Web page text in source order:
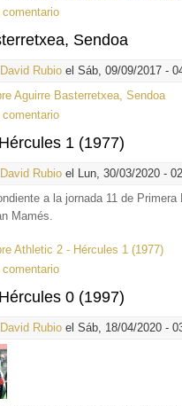
Sendoa
David Rubio el Sáb, 09/09/2017 -
Aguirre Basterretxea, Sendoa
1 (1977)
David Rubio el Lun, 30/03/2020 -
a la jornada 11 de
Mamés.
Athletic 2 - Hércules 1 (1977)
0 (1997)
David Rubio el Sáb, 18/04/2020 -